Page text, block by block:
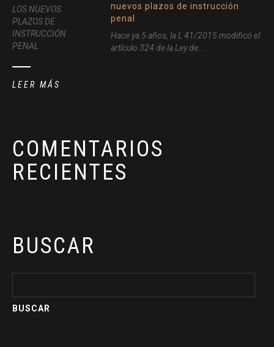
nuevos plazos de instrucción
penal
Hace ya 5 años, la L 41/2015 modificó el
artículo 324 de la Ley de...
LEER MÁS
COMENTARIOS
RECIENTES
BUSCAR